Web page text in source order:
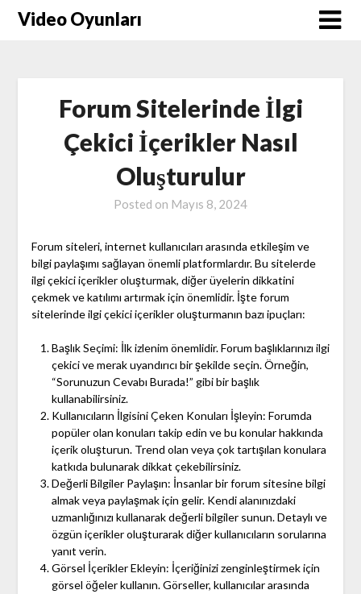
SkipVideo Oyunları
Forum Sitelerinde İlgi
Çekici İçerikler Nasıl
Oluşturulur
Posted on Mayıs 8, 2024
Forum siteleri, internet kullanıcıları arasında etkileşim ve
bilgi paylaşımı sağlayan önemli platformlardır. Bu sitelerde
ilgi çekici içerikler oluşturmak, diğer üyelerin dikkatini
çekmek ve katılımı artırmak için önemlidir. İşte forum
sitelerinde ilgi çekici içerikler oluşturmanın bazı ipuçları:
Başlık Seçimi: İlk izlenim önemlidir. Forum başlıklarınızı ilgi
çekici ve merak uyandırıcı bir şekilde seçin. Örneğin,
“Sorunuzun Cevabı Burada!” gibi bir başlık
kullanabilirsiniz.
Kullanıcıların İlgisini Çeken Konuları İşleyin: Forumda
popüler olan konuları takip edin ve bu konular hakkında
içerik oluşturun. Trend olan veya çok tartışılan konulara
katkıda bulunarak dikkat çekebilirsiniz.
Değerli Bilgiler Paylaşın: İnsanlar bir forum sitesine bilgi
almak veya paylaşmak için gelir. Kendi alanınızdaki
uzmanlığınızı kullanarak değerli bilgiler sunun. Detaylı ve
özgün içerikler oluşturarak diğer kullanıcıların sorularına
yanıt verin.
Görsel İçerikler Ekleyin: İçeriğinizi zenginleştirmek için
görsel öğeler kullanın. Görseller, kullanıcılar arasında